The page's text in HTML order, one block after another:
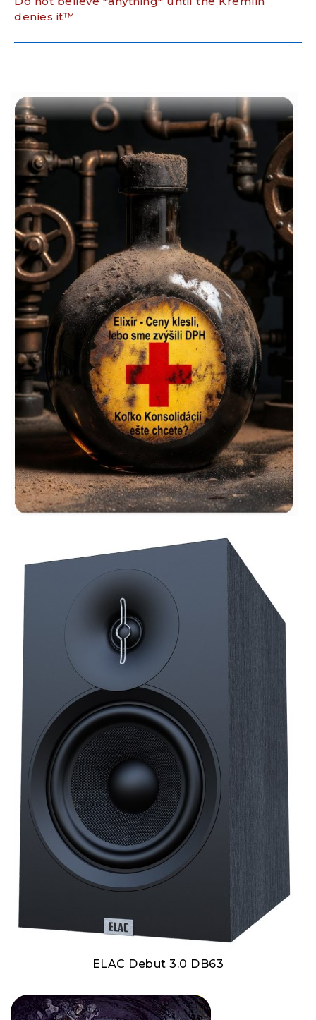
denies it™
ELAC Debut 3.0 DB63